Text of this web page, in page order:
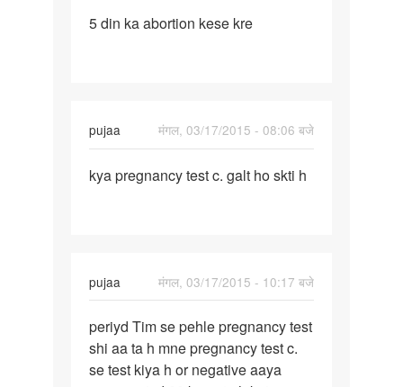
5
kre
5 din ka abortion kese kre
pujaa
मंगल, 03/17/2015 - 08:06 बजे
kya
ho
kya pregnancy test c. galt ho skti h
pujaa
मंगल, 03/17/2015 - 10:17 बजे
periyd
Tim
se
periyd Tim se pehle pregnancy test
shi aa ta h mne pregnancy test c.
se test kiya h or negative aaya